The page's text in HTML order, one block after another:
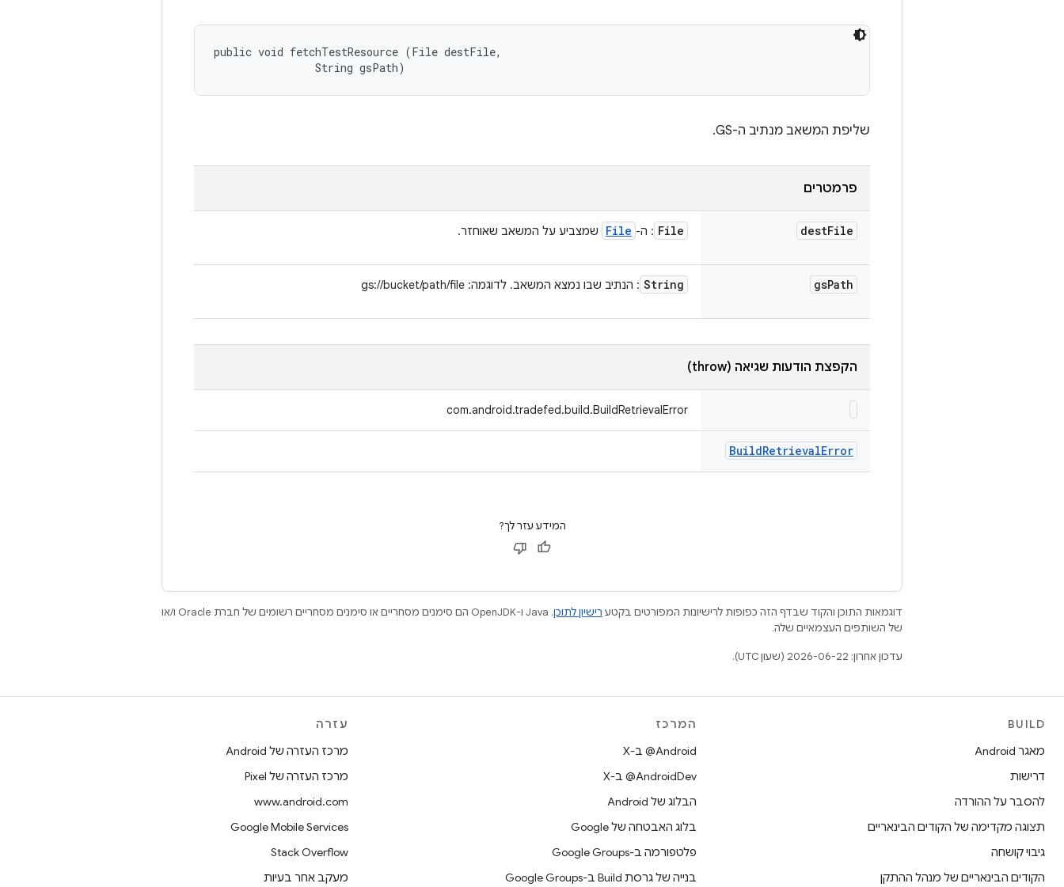
public void fetchTestResource (File destFile,
                String gsPath)
שליפת המשאב מנתיב ה-GS.
פרמטרים
destFile
File : ה- File שמצביע על המשאב שאוחזר.
gsPath
String : הנתיב שבו נמצא המשאב. לדוגמה: gs://bucket/path/file
הקפצת הודעות שגיאה (throw)
com.android.tradefed.build.BuildRetrievalError
BuildRetrievalError
המידע עזר לך?
דוגמאות התוכן והקוד שבדף הזה כפופות לרישיונות המפורטים בקטע רישיון לתוכן
.‏ Java ו-OpenJDK הם סימנים מסחריים או סימנים מסחריים רשומים של חברת Oracle ו/או
של השותפים העצמאיים שלה.
עדכון אחרון: 2026-06-22 (שעון UTC).
BUILD
מאגר Android
דרישות
להסבר על ההורדה
תצוגה מקדימה של הקודים הבינאריים
גיבוי קושחה
הקודים הבינאריים של מנהל ההתקן
המרכז
‫‎@Android ב-X
‫‎@AndroidDev ב-X
הבלוג של Android
בלוג האבטחה של Google
פלטפורמה ב-Google Groups
בנייה של גרסת Build ב-Google Groups
עזרה
מרכז העזרה של Android
מרכז העזרה של Pixel
www.android.com
Google Mobile Services
Stack Overflow
מעקב אחר בעיות